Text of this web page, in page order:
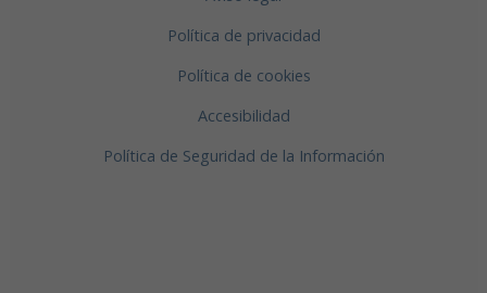
Política de privacidad
Política de cookies
Accesibilidad
Política de Seguridad de la Información